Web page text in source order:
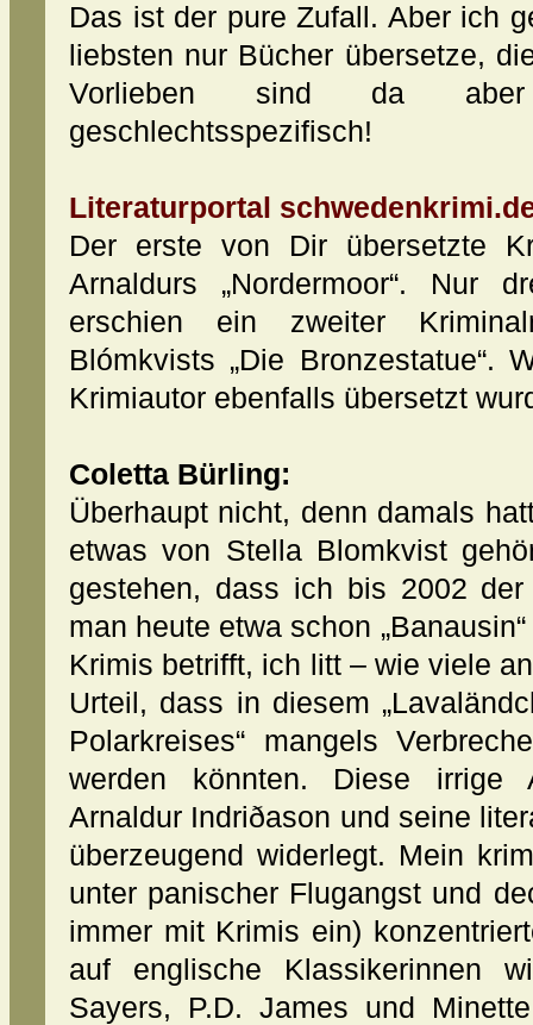
Das ist der pure Zufall. Aber ich
liebsten nur Bücher übersetze,
Vorlieben sind da
geschlechtsspezifisch!
Literaturportal
Der erste von Dir übersetzte
Arnaldurs „Nordermoor“. Nur
erschien ein zweiter
Blómkvists „Die Bronzestatue“.
Krimiautor ebenfalls übersetzt
Coletta Bürling:
Überhaupt nicht, denn damals
etwas von Stella Blomkvist
gestehen, dass ich bis 2002
man heute etwa schon
Krimis betrifft, ich litt – wie viele
Urteil, dass in diesem
Polarkreises“ mangels
werden könnten. Diese irrige
Arnaldur Indriðason und seine
überzeugend widerlegt. Mein
unter panischer Flugangst und
immer mit Krimis ein)
auf englische Klassikerinnen
Sayers, P.D. James und